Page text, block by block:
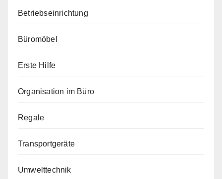
Betriebseinrichtung
Büromöbel
Erste Hilfe
Organisation im Büro
Regale
Transportgeräte
Umwelttechnik